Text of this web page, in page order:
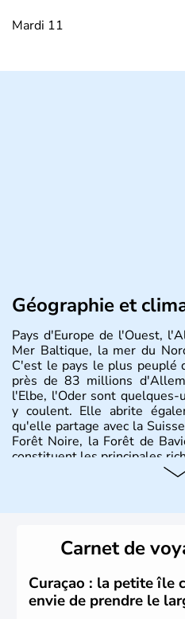
Mardi 11
Géographie et
Pays d'Europe de l'Ouest,
Mer Baltique, la mer du
C'est le pays le plus peuplé
près de 83 millions
l'Elbe, l'Oder sont
y coulent. Elle abrite
qu'elle partage avec la
Forêt Noire, la Forêt de
constituent les principales
lesquelles bénéficient d'une
peut se targuer de grands
les domaines, des arts à la
philosophie. Hertz,
Herman Hesse ou bien Hegel
Carnet de
Curaçao : la petite île
envie de prendre le